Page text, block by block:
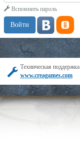
Вспомнить пароль
Техническая поддержка
www.creagames.com